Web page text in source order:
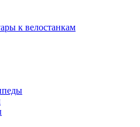
к велостанкам